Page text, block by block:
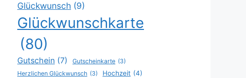
Glückwunsch (9)
Glückwunschkarte
(80)
Gutschein (7) Gutscheinkarte (3)
Herzlichen Glückwunsch (3) Hochzeit (4)